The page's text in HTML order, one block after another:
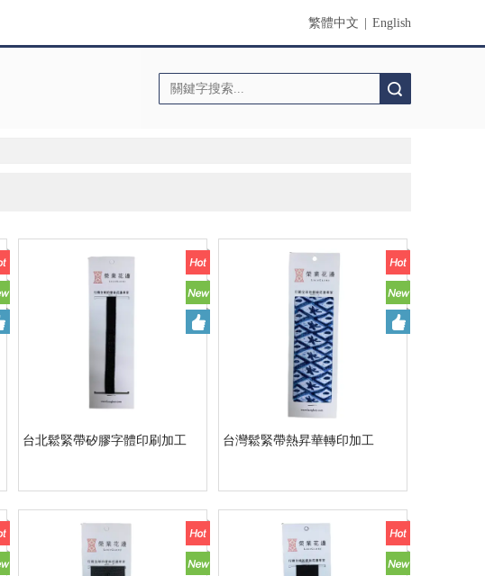
繁體中文 English
台北鬆緊帶矽膠字體印刷加工 台灣鬆緊帶熱昇華轉印加工